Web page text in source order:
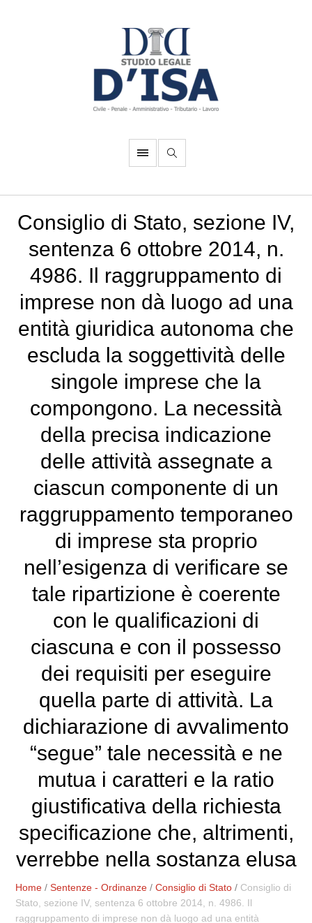
Consiglio di Stato, sezione IV,
sentenza 6 ottobre 2014, n.
4986. Il raggruppamento di
imprese non dà luogo ad una
entità giuridica autonoma che
escluda la soggettività delle
singole imprese che la
compongono. La necessità
della precisa indicazione
delle attività assegnate a
ciascun componente di un
raggruppamento temporaneo
di imprese sta proprio
nell’esigenza di verificare se
tale ripartizione è coerente
con le qualificazioni di
ciascuna e con il possesso
dei requisiti per eseguire
quella parte di attività. La
dichiarazione di avvalimento
“segue” tale necessità e ne
mutua i caratteri e la ratio
giustificativa della richiesta
specificazione che, altrimenti,
verrebbe nella sostanza elusa
Home /Sentenze - Ordinanze /Consiglio di Stato / Consiglio di
Stato, sezione IV, sentenza 6 ottobre 2014, n. 4986. Il
raggruppamento di imprese non dà luogo ad una entità